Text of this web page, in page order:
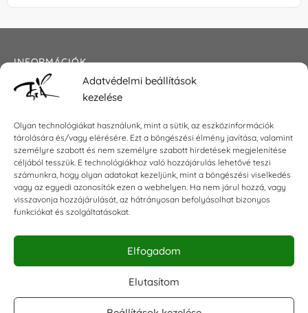
Adatvédelmi beállítások
kezelése
Olyan technológiákat használunk, mint a sütik, az eszközinformációk
tárolására és/vagy elérésére. Ezt a böngészési élmény javítása, valamint
személyre szabott és nem személyre szabott hirdetések megjelenítése
céljából tesszük. E technológiákhoz való hozzájárulás lehetővé teszi
számunkra, hogy olyan adatokat kezeljünk, mint a böngészési viselkedés
vagy az egyedi azonosítók ezen a webhelyen. Ha nem járul hozzá, vagy
visszavonja hozzájárulását, az hátrányosan befolyásolhat bizonyos
funkciókat és szolgáltatásokat.
Elfogadom
Elutasítom
INFORMÁCIÓK
Általános szerződési feltételek
Impresszum
KAPCSOLAT
E-mail:shop@torokszilvi.com
Telefon: +36 30 6767872
KÖZÖSSÉGI